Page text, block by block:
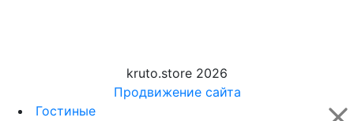
kruto.store 2026
Продвижение сайта
Гостиные